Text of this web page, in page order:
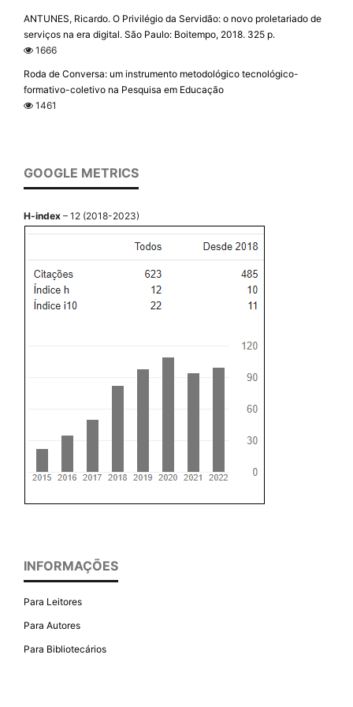
ANTUNES, Ricardo. O Privilégio da Servidão: o novo proletariado de
serviços na era digital. São Paulo: Boitempo, 2018. 325 p.
1666
Roda de Conversa: um instrumento metodológico tecnológico-
formativo-coletivo na Pesquisa em Educação
1461
GOOGLE METRICS
H-index – 12 (2018-2023)
INFORMAÇÕES
Para Leitores
Para Autores
Para Bibliotecários